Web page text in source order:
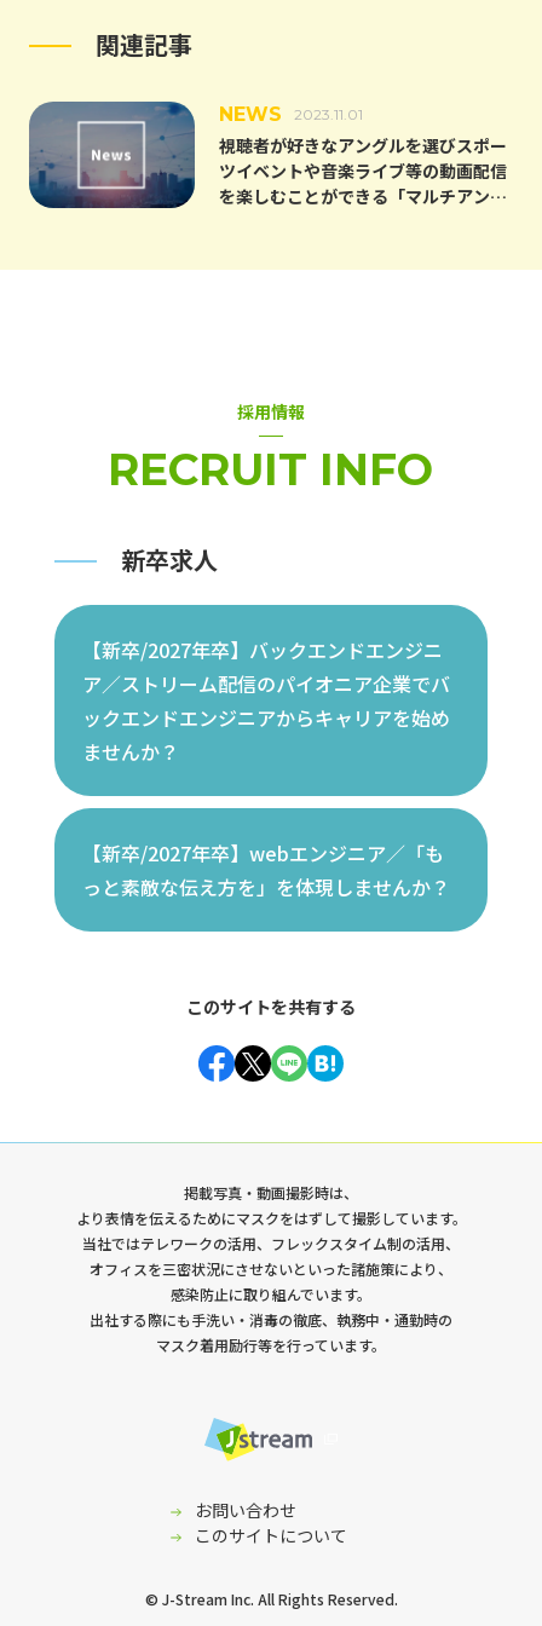
関連記事
NEWS 2023.11.01
視聴者が好きなアングルを選びスポー
ツイベントや音楽ライブ等の動画配信
を楽しむことができる「マルチアング
採用情報
RECRUIT INFO
新卒求人
【新卒/2027年卒】バックエンドエンジニ
ア／ストリーム配信のパイオニア企業でバ
ックエンドエンジニアからキャリアを始め
ませんか？
【新卒/2027年卒】webエンジニア／「も
っと素敵な伝え方を」を体現しませんか？
このサイトを共有する
掲載写真・動画撮影時は、
より表情を伝えるためにマスクをはずして撮影しています。
当社ではテレワークの活用、フレックスタイム制の活用、
オフィスを三密状況にさせないといった諸施策により、
感染防止に取り組んでいます。
出社する際にも手洗い・消毒の徹底、執務中・通勤時の
マスク着用励行等を行っています。
お問い合わせ
このサイトについて
© J-Stream Inc. All Rights Reserved.